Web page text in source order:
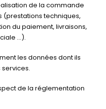
de la commande
(prestations techniques,
du paiement, livraisons,
…).
les données dont ils
de la réglementation